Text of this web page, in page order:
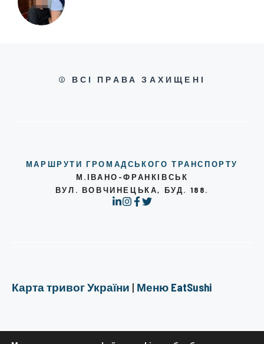
© ВСІ ПРАВА ЗАХИЩЕНІ
МАРШРУТИ ГРОМАДСЬКОГО ТРАНСПОРТУ
М.ІВАНО-ФРАНКІВСЬК
ВУЛ. ВОВЧИНЕЦЬКА, БУД. 188.
Карта тривог України | Меню EatSushi